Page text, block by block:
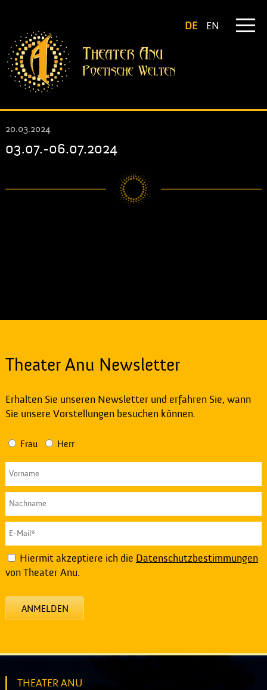
DE EN
20.03.2024
03.07.-06.07.2024
Theater Anu Newsletter
Erhalten Sie unseren Newsletter und erfahren Sie, wann
Sie unsere Vorstellungen besuchen können.
Frau Herr
Hiermit akzeptiere ich die Datenschutzbestimmungen
von Theater Anu.
ANMELDEN
THEATER ANU